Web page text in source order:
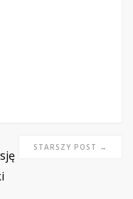
STARSZY POST →